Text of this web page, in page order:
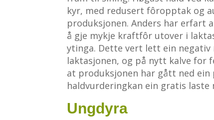
kyr, med redusert fôropptak og
produksjonen. Anders har erfart
å gje mykje kraftfôr utover i
ytinga. Dette vert lett ein negativ
laktasjonen, og på nytt kalve for
at produksjonen har gått ned
haldvurderingkan ein gratis laste
Ungdyra